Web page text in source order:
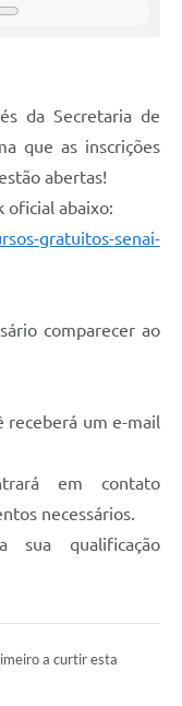
da Secretaria de
que as inscrições
abertas!
oficial abaixo:
gratuitos-senai-
comparecer ao
receberá um e-mail
em contato
necessários.
sua qualificação
a curtir esta